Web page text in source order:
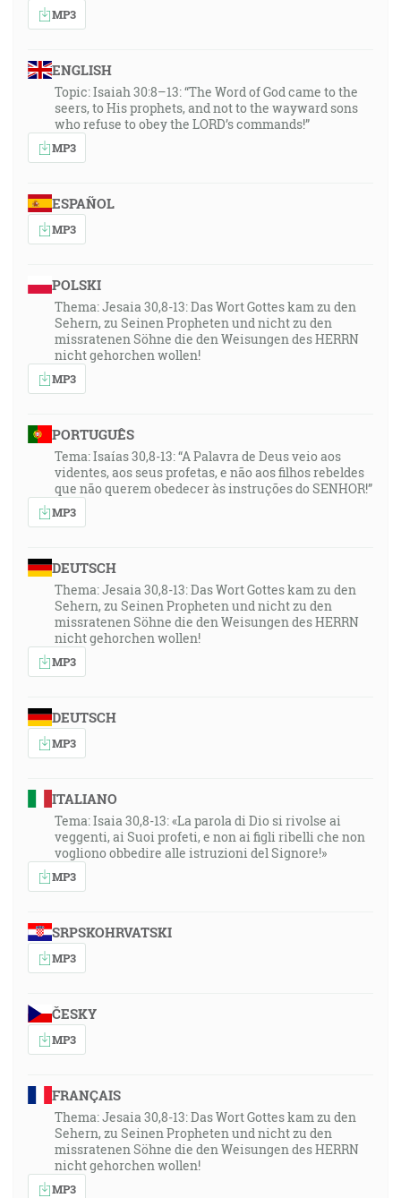
MP3
ENGLISH
Topic: Isaiah 30:8–13: “The Word of God came to the
seers, to His prophets, and not to the wayward sons
who refuse to obey the LORD’s commands!”
MP3
ESPAÑOL
MP3
POLSKI
Thema: Jesaia 30,8-13: Das Wort Gottes kam zu den
Sehern, zu Seinen Propheten und nicht zu den
missratenen Söhne die den Weisungen des HERRN
nicht gehorchen wollen!
MP3
PORTUGUÊS
Tema: Isaías 30,8-13: “A Palavra de Deus veio aos
videntes, aos seus profetas, e não aos filhos rebeldes
que não querem obedecer às instruções do SENHOR!”
MP3
DEUTSCH
Thema: Jesaia 30,8-13: Das Wort Gottes kam zu den
Sehern, zu Seinen Propheten und nicht zu den
missratenen Söhne die den Weisungen des HERRN
nicht gehorchen wollen!
MP3
DEUTSCH
MP3
ITALIANO
Tema: Isaia 30,8-13: «La parola di Dio si rivolse ai
veggenti, ai Suoi profeti, e non ai figli ribelli che non
vogliono obbedire alle istruzioni del Signore!»
MP3
SRPSKOHRVATSKI
MP3
ČESKY
MP3
FRANÇAIS
Thema: Jesaia 30,8-13: Das Wort Gottes kam zu den
Sehern, zu Seinen Propheten und nicht zu den
missratenen Söhne die den Weisungen des HERRN
nicht gehorchen wollen!
MP3